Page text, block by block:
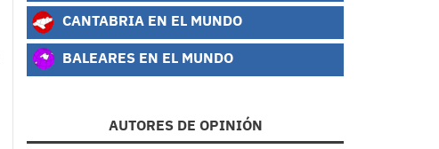
CANTABRIA EN EL MUNDO
BALEARES EN EL MUNDO
AUTORES DE OPINIÓN